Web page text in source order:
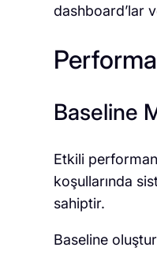
dashboard’lar
Baseline
Etkili
koşullarında
sahiptir.
Baseline